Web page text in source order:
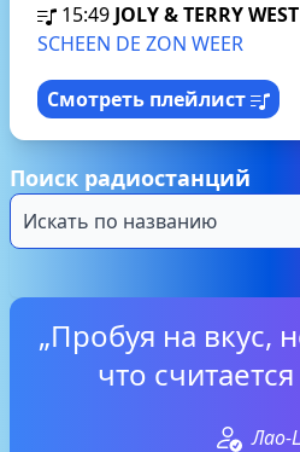
15:49 JOLY & TERRY WEST
SCHEEN DE ZON WEER
Смотреть плейлист
Поиск радиостанций
„Пробуя на вкус,
что
Лао-